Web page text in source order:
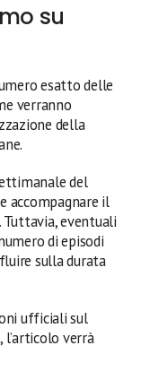
su
esatto delle
verranno
della
del
accompagnare il
Tuttavia, eventuali
di episodi
sulla durata
ufficiali sul
verrà